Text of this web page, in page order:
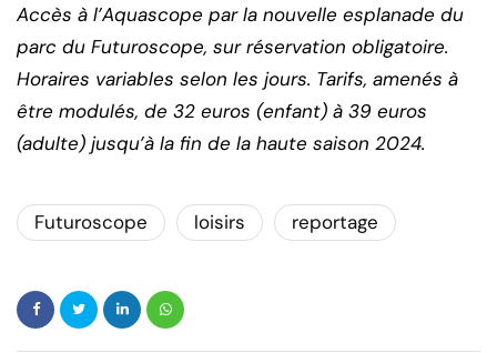
Accès à l’Aquascope par la nouvelle esplanade du
parc du Futuroscope, sur réservation obligatoire.
Horaires variables selon les jours. Tarifs, amenés à
être modulés, de 32 euros (enfant) à 39 euros
(adulte) jusqu’à la fin de la haute saison 2024.
Futuroscope loisirs reportage